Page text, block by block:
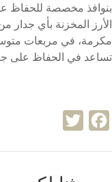
بنوافذ مخصصة للحفاظ
الأرز المخزنة بأي جدار
مكرمة، في مربعات
تساعد في الحفاظ على
Facebook